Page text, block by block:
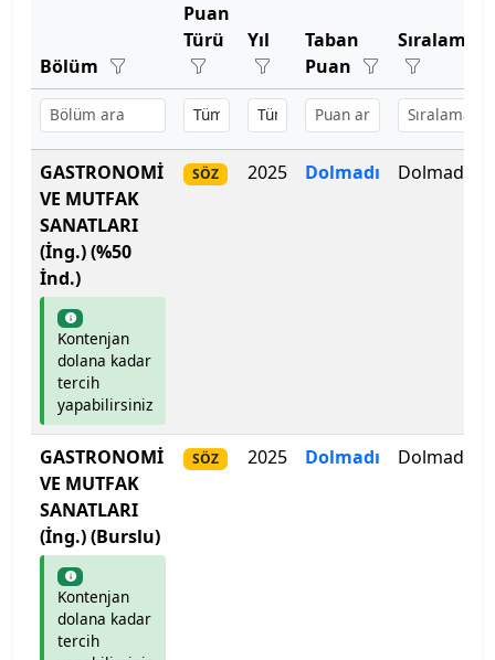
Bahçeşehir Üniversitesi
Balıkesir Üniversitesi
Bandırma Onyedi Eylül Üniversitesi
Bartın Üniversitesi
Başkent Üniversitesi
Başkent Üniversitesi
Başkent Üniversitesi
Batman Üniversitesi
Bayburt Üniversitesi
Beykoz Üniversitesi
Bezm-İ Alem Vakıf Üniversitesi
Bilecik Şeyh Edebali Üniversitesi
Bölüm
Puan
Türü
Yıl
Taban
Puan
Sıralama
GASTRONOMİ
VE MUTFAK
SANATLARI
(İng.) (%50
İnd.)
Kontenjan
dolana kadar
tercih
yapabilirsiniz
SÖZ 2025 Dolmadı Dolmadı
GASTRONOMİ
VE MUTFAK
SANATLARI
(İng.) (Burslu)
Kontenjan
dolana kadar
tercih
SÖZ 2025 Dolmadı Dolmadı